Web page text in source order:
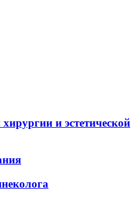
и эстетической